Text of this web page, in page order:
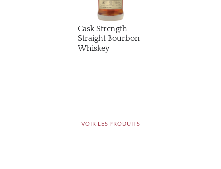
Cask Strength
Straight Bourbon
Whiskey
VOIR LES PRODUITS